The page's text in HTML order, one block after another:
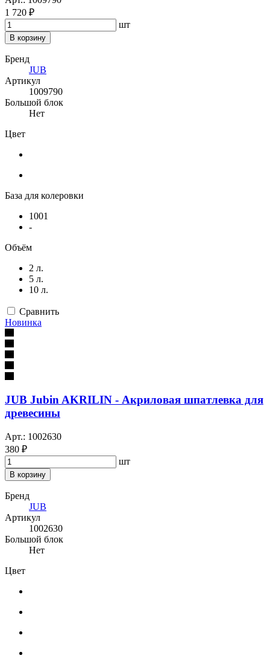
1 720 ₽
шт
В корзину
Бренд
JUB
Артикул
1009790
Большой блок
Нет
Цвет
База для колеровки
1001
-
Объём
2 л.
5 л.
10 л.
Сравнить
Новинка
JUB Jubin AKRILIN - Акриловая шпатлевка для
древесины
Арт.: 1002630
380 ₽
шт
В корзину
Бренд
JUB
Артикул
1002630
Большой блок
Нет
Цвет